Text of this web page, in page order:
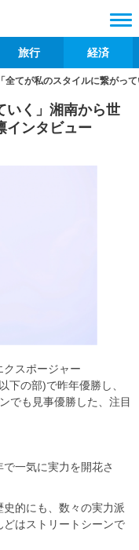
旅行 経済
「全てが私のスタイルに繋がっ
いく」湘南から世
インタビュー
スポージャー
下の部)で昨年優勝し、
でも見事優勝した、注目
一気に実力を開花さ
的にも、数々の実力派
はストリートシーンで